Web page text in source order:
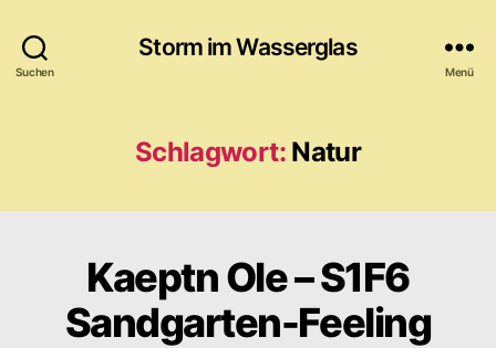
Suchen
Storm im Wasserglas
Menü
Schlagwort: Natur
Kaeptn Ole – S1F6
Sandgarten-Feeling